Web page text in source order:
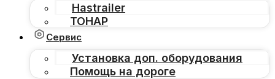
Hastrailer
ТОНАР
Сервис
Установка доп. оборудования
Помощь на дороге